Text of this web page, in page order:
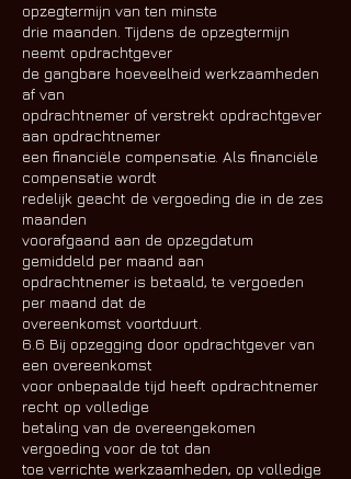
opzegtermijn van ten minste
drie maanden. Tijdens de opzegtermijn
neemt opdrachtgever
de gangbare hoeveelheid werkzaamheden
af van
opdrachtnemer of verstrekt opdrachtgever
aan opdrachtnemer
een financiële compensatie. Als financiële
compensatie wordt
redelijk geacht de vergoeding die in de zes
maanden
voorafgaand aan de opzegdatum
gemiddeld per maand aan
opdrachtnemer is betaald, te vergoeden
per maand dat de
overeenkomst voortduurt.
6.6 Bij opzegging door opdrachtgever van
een overeenkomst
voor onbepaalde tijd heeft opdrachtnemer
recht op volledige
betaling van de overeengekomen
vergoeding voor de tot dan
toe verrichte werkzaamheden, op volledige